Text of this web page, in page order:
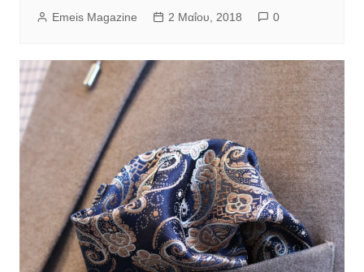
Emeis Magazine 2 Μαΐου, 2018 0